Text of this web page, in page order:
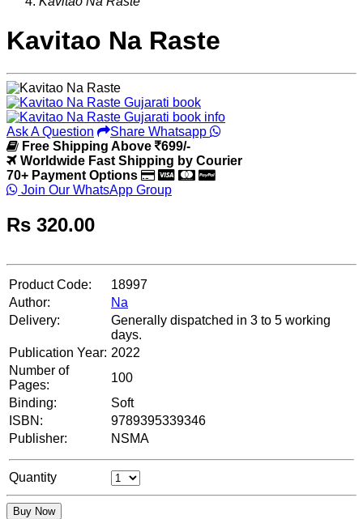
Kavitao Na Raste
Ask A Question
Share Whatsapp
Free Shipping Above
699/-
Worldwide Fast Shipping by Courier
70+ Payment Options
Join Our WhatsApp Group
Rs 320.00
Product Code:
18997
Author:
Na
Delivery:
Generally dispatched in 3 to 5 working
days.
Publication Year: 2022
Number of
Pages:
100
Binding:
Soft
ISBN:
9789395339346
Publisher:
NSMA
Quantity
Buy Now